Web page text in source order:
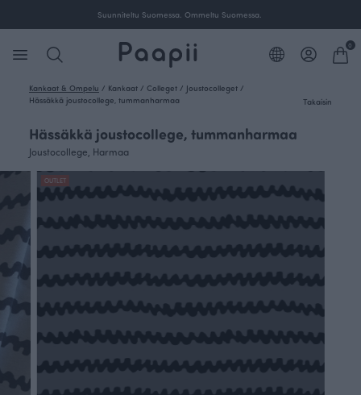
Suunniteltu Suomessa. Ommeltu Suomessa.
0
Kankaat & Ompelu / Kankaat / Colleget / Joustocolleget /
Hässäkkä joustocollege, tummanharmaa
Takaisin
Hässäkkä joustocollege, tummanharmaa
Joustocollege, Harmaa
OUTLET